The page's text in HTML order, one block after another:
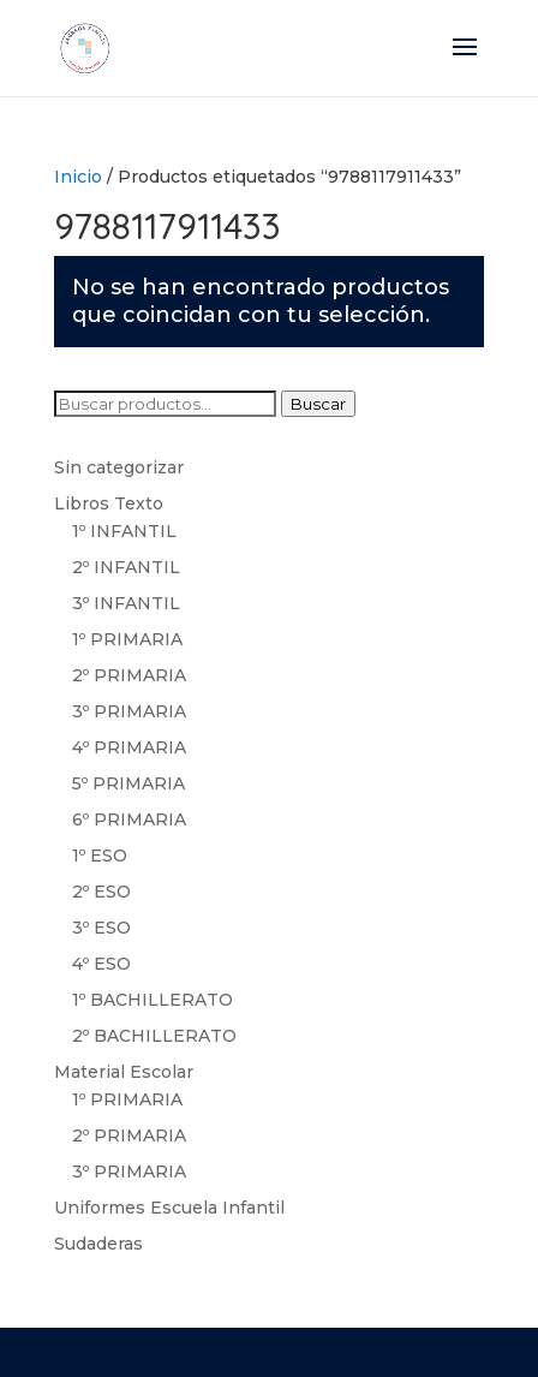
Inicio / Productos etiquetados “9788117911433”
9788117911433
No se han encontrado productos
que coincidan con tu selección.
Buscar
Buscar
Sin categorizar
Libros Texto
1º INFANTIL
2º INFANTIL
3º INFANTIL
1º PRIMARIA
2º PRIMARIA
3º PRIMARIA
4º PRIMARIA
5º PRIMARIA
6º PRIMARIA
1º ESO
2º ESO
3º ESO
4º ESO
1º BACHILLERATO
2º BACHILLERATO
Material Escolar
1º PRIMARIA
2º PRIMARIA
3º PRIMARIA
Uniformes Escuela Infantil
Sudaderas